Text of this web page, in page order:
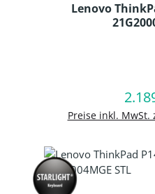
Lenovo
Preise inkl. MwSt.
In den